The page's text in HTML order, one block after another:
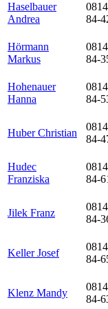
Haselbauer
Andrea
84-
Hörmann
Markus
84-
Hohenauer
Hanna
84-
Huber Christian
84-
Hudec
Franziska
84-
Jilek Franz
84-
Keller Josef
84-
Klenz Mandy
84-